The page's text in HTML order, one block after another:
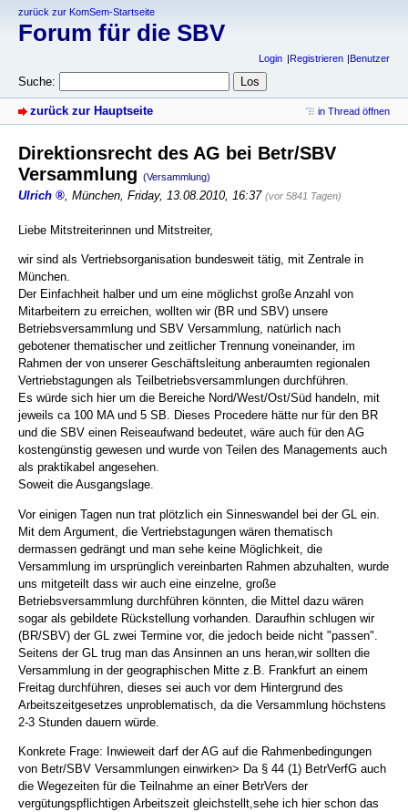
zurück zur KomSem-Startseite
Forum für die SBV
Login Registrieren Benutzer
Suche:
zurück zur Hauptseite in Thread öffnen
Direktionsrecht des AG bei Betr/SBV
Versammlung (Versammlung)
Ulrich , München, Friday, 13.08.2010, 16:37 (vor 5841 Tagen)
Liebe Mitstreiterinnen und Mitstreiter,
wir sind als Vertriebsorganisation bundesweit tätig, mit Zentrale in
München.
Der Einfachheit halber und um eine möglichst große Anzahl von
Mitarbeitern zu erreichen, wollten wir (BR und SBV) unsere
Betriebsversammlung und SBV Versammlung, natürlich nach
gebotener thematischer und zeitlicher Trennung voneinander, im
Rahmen der von unserer Geschäftsleitung anberaumten regionalen
Vertriebstagungen als Teilbetriebsversammlungen durchführen.
Es würde sich hier um die Bereiche Nord/West/Ost/Süd handeln, mit
jeweils ca 100 MA und 5 SB. Dieses Procedere hätte nur für den BR
und die SBV einen Reiseaufwand bedeutet, wäre auch für den AG
kostengünstig gewesen und wurde von Teilen des Managements auch
als praktikabel angesehen.
Soweit die Ausgangslage.
Vor einigen Tagen nun trat plötzlich ein Sinneswandel bei der GL ein.
Mit dem Argument, die Vertriebstagungen wären thematisch
dermassen gedrängt und man sehe keine Möglichkeit, die
Versammlung im ursprünglich vereinbarten Rahmen abzuhalten, wurde
uns mitgeteilt dass wir auch eine einzelne, große
Betriebsversammlung durchführen könnten, die Mittel dazu wären
sogar als gebildete Rückstellung vorhanden. Daraufhin schlugen wir
(BR/SBV) der GL zwei Termine vor, die jedoch beide nicht "passen".
Seitens der GL trug man das Ansinnen an uns heran,wir sollten die
Versammlung in der geographischen Mitte z.B. Frankfurt an einem
Freitag durchführen, dieses sei auch vor dem Hintergrund des
Arbeitszeitgesetzes unproblematisch, da die Versammlung höchstens
2-3 Stunden dauern würde.
Konkrete Frage: Inwieweit darf der AG auf die Rahmenbedingungen
von Betr/SBV Versammlungen einwirken> Da § 44 (1) BetrVerfG auch
die Wegezeiten für die Teilnahme an einer BetrVers der
vergütungspflichtigen Arbeitszeit gleichstellt,sehe ich hier schon das